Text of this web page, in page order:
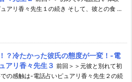
アリ香々先生１の続き そして、彼との食 ...
？冷たかった彼氏の態度が一変！-電
アリ香々先生３ 前回＞＞元彼と別れて初
の感触は-電話占いピュアリ香々先生２の続